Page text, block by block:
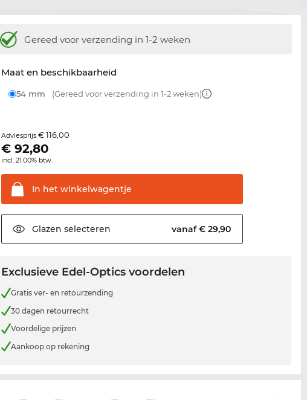
Gereed voor verzending in 1-2 weken
Maat en beschikbaarheid
54 mm (Gereed voor verzending in 1-2 weken)
Adviesprijs€ 116,00
€92,80
incl. 21.00% btw.
In het winkelwagentje
Glazen selecteren vanaf € 29,90
Exclusieve Edel-Optics voordelen
Gratis ver- en retourzending
30 dagen retourrecht
Voordelige prijzen
Aankoop op rekening